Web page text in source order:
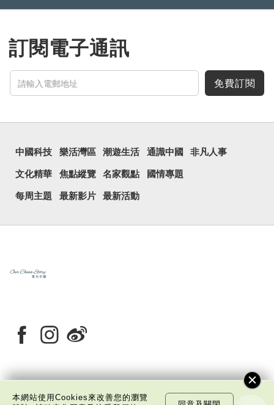
訂閱電子通訊
免費訂閱
中國科技 樂活灣區 潮遊生活 通識中國 非凡人事
文化精華 焦點縱覽 名家觀點 國情專題
每周主題 最新影片 最新活動
私隱政策聲明 免責聲明
本網站使用Cookies來改善您的瀏覽